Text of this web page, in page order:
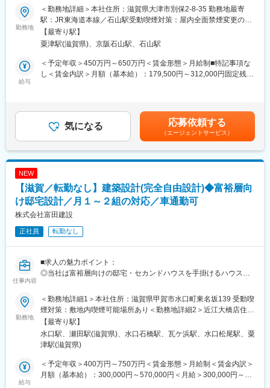
ています。その結果「ホームリサーチ」を採用している1,300以上
の工務店の内、上位5％の評価の工務店にしか与えられない評価を
得ています。また、「ホームリサーチ」が家作りに関して高い技
術を持った職人を認定する制度「マイスター制度」の基礎の部に
称号を得ています。こうして工事の品質を公開し、工事の質を高
めることで、当社は顧客に「信頼」と「安心」を提供し続けてい
大津にて幅広く事業を手掛ける総合不動産会社である当社で、注
文住宅の設計営業をお任せします。
■業務詳細：【変更の範囲：会社の定める業務】
注文住宅の契約～お引渡しまでを一貫して担当頂きます。（問い
合わせ対応などの反響が100%です）
お客様のニーズをとらえ、間取りのプラン提案や資金のご相談な
同社は、年間100棟以上の施工実績と、WEBのマーケティングや
ポスティングなどのエリアマーケティングに力を入れており、完
全な反響営業を実現しております。基本の住宅パッケージは用意
40代～50代の3名で構成されています。若手からベテランまで幅
広い層が活躍しています。社内は職種の垣根の無いアットホーム
な社風で、先輩も指導熱心な社員が多い為、経験の浅い方でもし
・サンクスカードを渡し合ったり、BBQ、ボウリング大会、運動
会などのイベントが充実したアットホームな社風
での催しなど）を毎年実施
■同社の施工品質：
同社は検査会社「ホームリサーチ」の検査で、施工精度評価7ラン
クの内、上から2番目の「AAランク」を数多く獲得しています。
内、上位5％の評価の工務店にしか与えられない評価を得ていま
す。また、「ホームリサーチ」が家作りに関して高い技術を持っ
勤務地
＜勤務地詳細＞本社住所：滋賀県大津市別保2-8-35 勤務地最寄
駅：JR東海道本線／石山駅受動喫煙対策：屋内全面禁煙変更の範
囲：本文参照
【最寄り駅】
粟津駅(滋賀県)、京阪石山駅、石山駅
給与
＜予定年収＞450万円～650万円＜賃金形態＞月給制■特記事項な
し＜賃金内訳＞月額（基本給）：179,500円～312,000円固定残業
給与補足＞■賞与：年2回（過去実績2.5ヶ月）■別途インセンティ
ブあり（担当物件ごと）賃金はあくまでも目安の金額であり、選
考を通じて上下する可能性があります。月給(月額)は固定手当を含
めた表記です。
気になる 応募依頼する
（エージェントサービス）
NEW
【滋賀／転勤なし】建築設計(完全自由設計)◆富裕層向
け邸宅設計／月１～２組の対応／車通勤可
株式会社富田建設
正社員 転勤なし
仕事内容
■求人の魅力ポイント：
◎当社は富裕層向けの邸宅・セカンドハウスを手掛けるハウスビ
ては億単位の物件を担当することもあるため、とてもやりがいの
ある仕事です。
◎デザインや空間、自然との共生をモットーにこだわりの建築住
宅を手掛けています。
◎1件1件異なる物件のため、とてもおもしろく、ものづくりが好
きな方にとってはわくわくする環境です。
◎完全自由設計のため限りのないデザインに挑戦していただけま
す。
勤務地
＜勤務地詳細1＞本社住所：滋賀県甲賀市水口町東名坂139 受動喫
煙対策：敷地内喫煙可能場所あり＜勤務地詳細2＞近江大橋店住
所：滋賀県草津市新浜町394-5 受動喫煙対策：屋内全面禁煙
【最寄り駅】
水口駅、瀬田駅(滋賀県)、水口石橋駅、瓦ケ浜駅、水口松尾駅、粟
津駅(滋賀県)
給与
＜予定年収＞400万円～750万円＜賃金形態＞月給制＜賃金内訳＞
月額（基本給）：300,000円～570,000円＜月給＞300,000円～